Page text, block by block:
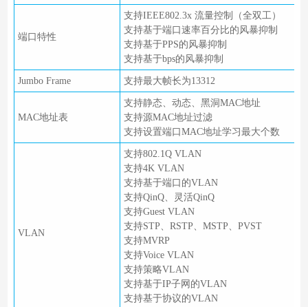
端口特性
支持IEEE802.3x 流量控制（全双工）
支持基于端口速率百分比的风暴抑制
支持基于PPS的风暴抑制
支持基于bps的风暴抑制
Jumbo Frame 支持最大帧长为13312
MAC地址表
支持静态、动态、黑洞MAC地址
支持源MAC地址过滤
支持设置端口MAC地址学习最大个数
VLAN
支持802.1Q VLAN
支持4K VLAN
支持基于端口的VLAN
支持QinQ、灵活QinQ
支持Guest VLAN
支持STP、RSTP、MSTP、PVST
支持MVRP
支持Voice VLAN
支持策略VLAN
支持基于IP子网的VLAN
支持基于协议的VLAN